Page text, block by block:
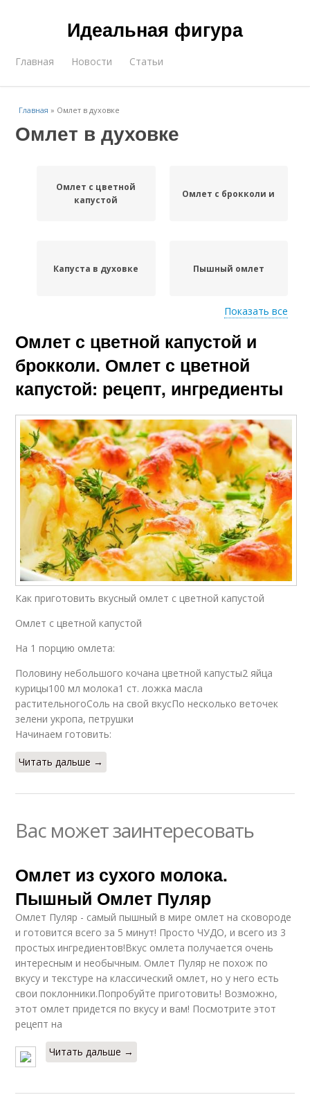
Идеальная фигура
Главная Новости Статьи
Главная » Омлет в духовке
Омлет в духовке
Омлет с цветной
капустой
Омлет с брокколи и
Капуста в духовке Пышный омлет
Омлет без молока Омлет с сыром
Омлет с ветчиной Сыр в духовке
Запеченный омлет Омлет с грибами
Омлет с зеленым
горошком
Сливки в духовке
Показать все
Омлет с цветной капустой и
брокколи. Омлет с цветной
капустой: рецепт, ингредиенты
Как приготовить вкусный омлет с цветной капустой
Омлет с цветной капустой
На 1 порцию омлета:
Половину небольшого кочана цветной капусты2 яйца
курицы100 мл молока1 ст. ложка масла
растительногоСоль на свой вкусПо несколько веточек
зелени укропа, петрушки
Начинаем готовить:
Читать дальше →
Вас может заинтересовать
Омлет из сухого молока.
Пышный Омлет Пуляр
Омлет Пуляр - самый пышный в мире омлет на сковороде
и готовится всего за 5 минут! Просто ЧУДО, и всего из 3
простых ингредиентов!Вкус омлета получается очень
интересным и необычным. Омлет Пуляр не похож по
вкусу и текстуре на классический омлет, но у него есть
свои поклонники.Попробуйте приготовить! Возможно,
этот омлет придется по вкусу и вам! Посмотрите этот
рецепт на
Читать дальше →